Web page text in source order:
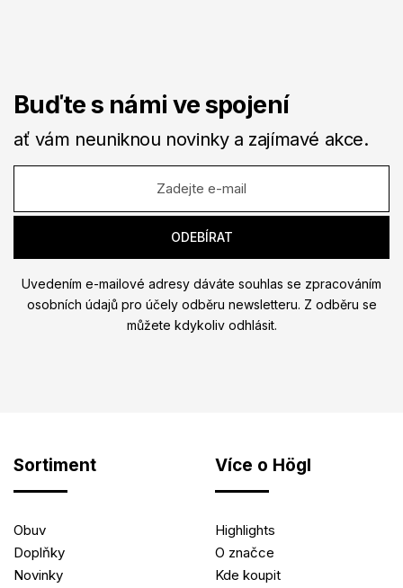
Buďte s námi ve spojení
ať vám neuniknou novinky a zajímavé akce.
Uvedením e-mailové adresy dáváte souhlas se zpracováním
osobních údajů pro účely odběru newsletteru. Z odběru se
můžete kdykoliv odhlásit.
Sortiment
Obuv
Doplňky
Novinky
Více o Högl
Highlights
O značce
Kde koupit